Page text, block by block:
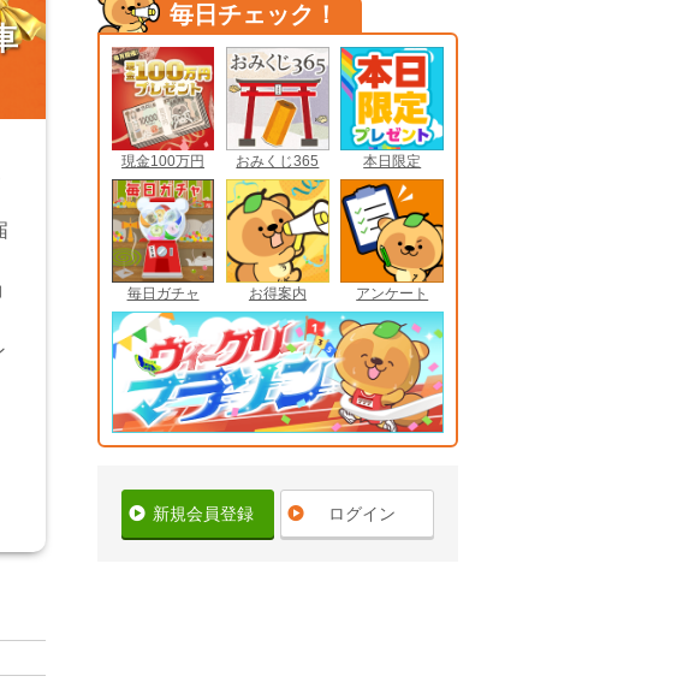
毎日チェック！
現金100万円 おみくじ365 本日限定
毎日ガチャ お得案内 アンケート
新規会員登録 ログイン